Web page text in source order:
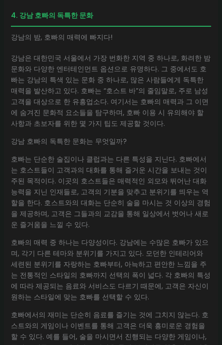
4. 강남 호빠의 독특한 문화
강남의 밤, 호빠의 매력에 빠지다!
강남은 대한민국 서울에서 가장 번화한 지역 중 하나로, 화려한 밤
문화와 다양한 엔터테인먼트 옵션으로 유명하다. 그 중에서도 호
빠는 강남의 특색 있는 문화 중 하나로, 많은 사람들에게 독특한
매력을 발산하고 있다. 호빠는 “호스트 바”의 줄임말로, 주로 남성
고객을 대상으로 한 유흥업소다. 여기서는 호빠의 매력과 그 이면
에 숨겨진 문화적 요소들을 탐구하며, 호빠 이용 시 유의해야 할
사항과 초보자를 위한 몇 가지 팁도 제공할 것이다.
강남 호빠의 독특한 문화는 무엇일까?
호빠는 단순한 술집이나 클럽과는 다른 특성을 지닌다. 호빠에서
는 호스트들이 고객과의 대화를 통해 즐거운 시간을 보내는 것이
주된 목적이다. 이곳의 호스트들은 매력적인 외모와 뛰어난 대화
능력을 지닌 인재들로, 고객의 기분을 맞추고 분위기를 띄우는 역
할을 한다. 호스트와의 대화는 단순히 술을 마시는 것 이상의 경험
을 제공하며, 고객은 그들과의 교감을 통해 일상에서 벗어나 새로
운 즐거움을 느낄 수 있다.
호빠의 매력 중 하나는 다양성이다. 강남에는 수많은 호빠가 있으
며, 각기 다른 테마와 분위기를 가지고 있다. 모던한 인테리어와
세련된 분위기를 자랑하는 호빠부터, 아늑하고 편안한 느낌을 주
는 전통적인 스타일의 호빠까지 선택의 폭이 넓다. 각 호빠의 특성
에 따라 제공되는 음료와 서비스도 다르기 때문에, 고객은 자신이
원하는 스타일에 맞는 호빠를 선택할 수 있다.
호빠에서의 재미는 단순히 음료를 즐기는 것에 그치지 않는다. 호
스트와의 게임이나 이벤트를 통해 고객은 더욱 흥미로운 경험을
할 수 있다. 예를 들어, 술을 마시면서 진행되는 다양한 게임이나,